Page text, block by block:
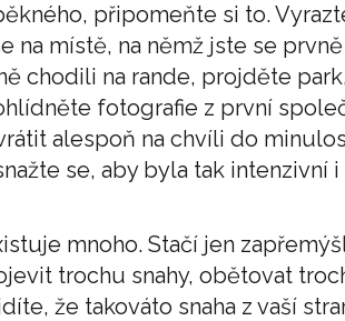
připomeňte si to.
na místě, na němž jste se
chodili na rande, projděte
fotografie z první
alespoň na chvíli do
se, aby byla tak intenzivní i
mnoho. Stačí jen
trochu snahy, obětovat
že takováto snaha z vaší